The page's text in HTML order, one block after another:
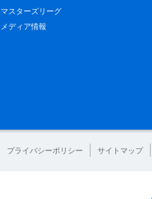
マスターズリーグ
メディア情報
プライバシーポリシー サイトマップ